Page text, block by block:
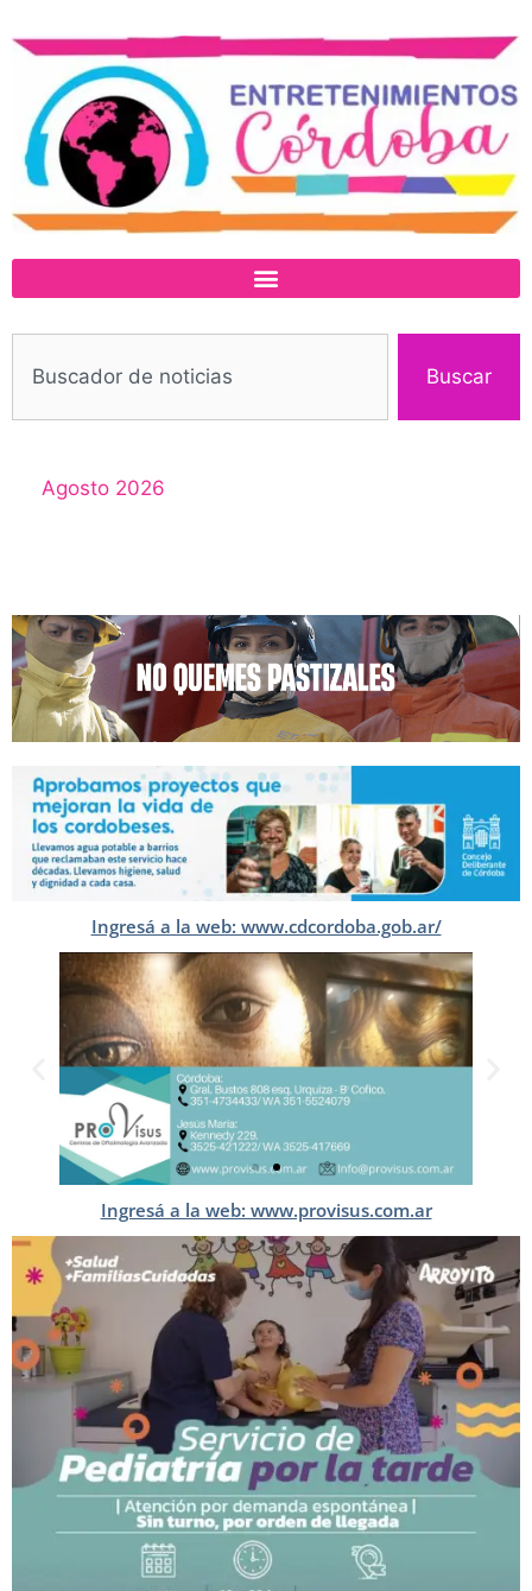
Buscar
Agosto 2026
Ingresá a la web: www.cdcordoba.gob.ar/
Ingresá a la web: www.provisus.com.ar